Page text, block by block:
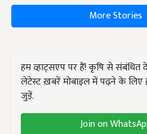
More Stories
हम व्हाट्सएप पर हैं! कृषि से संबंधित
लेटेस्ट ख़बरें मोबाइल में पढ़ने के लिए
जुड़ें.
Join on